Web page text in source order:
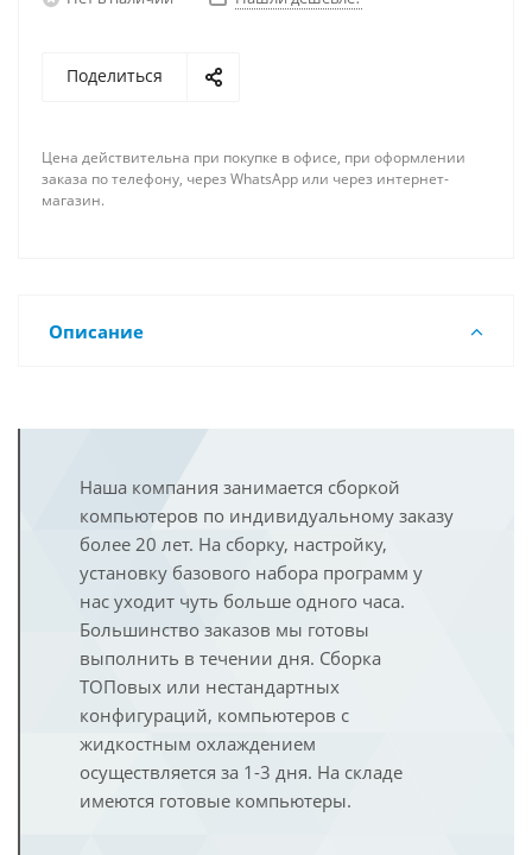
Поделиться
Цена действительна при покупке в офисе, при оформлении
заказа по телефону, через WhatsApp или через интернет-
магазин.
Описание
Наша компания занимается сборкой
компьютеров по индивидуальному заказу
более 20 лет. На сборку, настройку,
установку базового набора программ у
нас уходит чуть больше одного часа.
Большинство заказов мы готовы
выполнить в течении дня. Сборка
ТОПовых или нестандартных
конфигураций, компьютеров с
жидкостным охлаждением
осуществляется за 1-3 дня. На складе
имеются готовые компьютеры.